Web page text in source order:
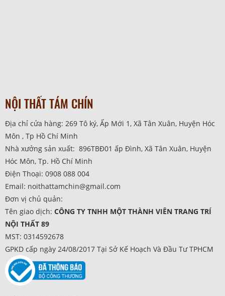
NỘI THẤT TÁM CHÍN
Địa chỉ cửa hàng: 269 Tô ký, Ấp Mới 1, Xã Tân Xuân, Huyện Hóc
Môn , Tp Hồ Chí Minh
Nhà xưởng sản xuất: 896TBĐ01 ấp Đình, Xã Tân Xuân, Huyện
Hóc Môn, Tp. Hồ Chí Minh
Điện Thoại: 0908 088 004
Email: noithattamchin@gmail.com
Đơn vị chủ quản:
Tên giao dịch: CÔNG TY TNHH MỘT THÀNH VIÊN TRANG TRÍ
NỘI THẤT 89
MST: 0314592678
GPKD cấp ngày 24/08/2017 Tại Sở Kế Hoạch Và Đầu Tư TPHCM